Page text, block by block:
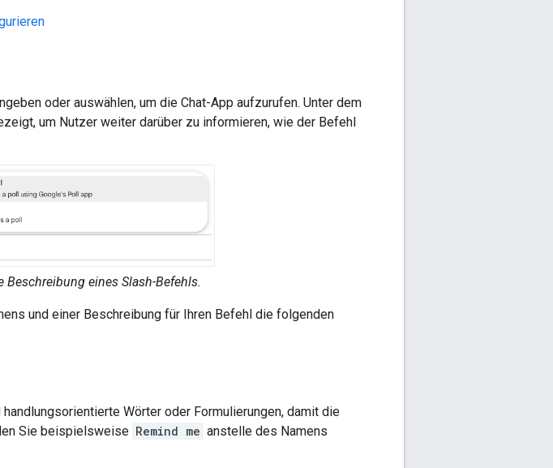
oder auswählen, um die Chat-App aufzurufen. Unter dem
um Nutzer weiter darüber zu informieren, wie der Befehl
Beschreibung eines Slash-Befehls.
und einer Beschreibung für Ihren Befehl die folgenden
Wörter oder Formulierungen, damit die
Sie beispielsweise Remind me anstelle des Namens